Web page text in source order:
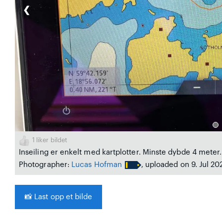
❮
1 liker bildet
Inseiling er enkelt med kartplotter. Minste dybde 4 meter.
Photographer: Lucas Hofman , uploaded on 9. Jul
📸 Last opp et bilde